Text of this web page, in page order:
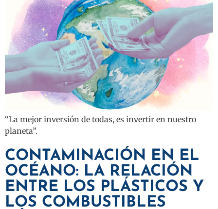
“La mejor inversión de todas, es invertir en nuestro
planeta”.
CONTAMINACIÓN EN EL
OCÉANO: LA RELACIÓN
ENTRE LOS PLÁSTICOS Y
LOS COMBUSTIBLES